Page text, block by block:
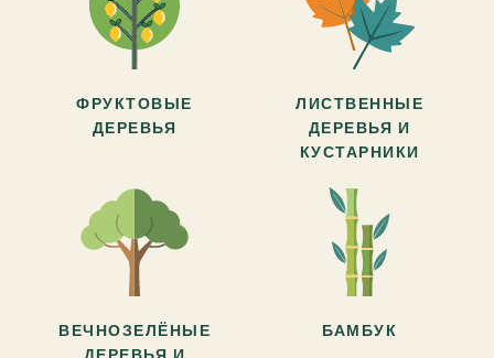
ФРУКТОВЫЕ
ДЕРЕВЬЯ
ЛИСТВЕННЫЕ
ДЕРЕВЬЯ И
КУСТАРНИКИ
ВЕЧНОЗЕЛЁНЫЕ
БАМБУК